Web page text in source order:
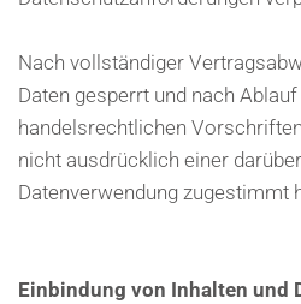
Nach vollständiger
Daten gesperrt und nach
handelsrechtlichen
nicht ausdrücklich einer
Datenverwendung zugestimmt
Einbindung von Inhalten und